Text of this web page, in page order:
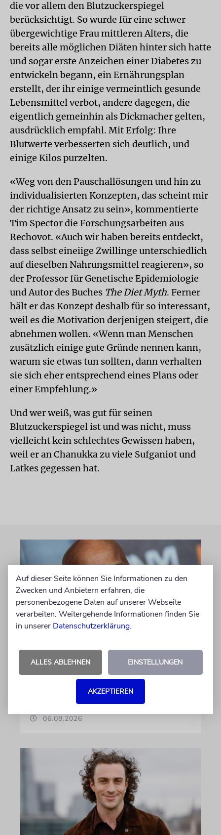
die vor allem den Blutzuckerspiegel
berücksichtigt. So wurde für eine schwer
übergewichtige Frau mittleren Alters, die
bereits alle möglichen Diäten hinter sich hatte
und sogar erste Anzeichen einer Diabetes zu
entwickeln begann, ein Ernährungsplan
erstellt, der ihr einige vermeintlich gesunde
Lebensmittel verbot, andere dagegen, die
eigentlich gemeinhin als Dickmacher gelten,
ausdrücklich empfahl. Mit Erfolg: Ihre
Blutwerte verbesserten sich deutlich, und
einige Kilos purzelten.
«Weg von den Pauschallösungen und hin zu
individualisierten Konzepten, das scheint mir
der richtige Ansatz zu sein», kommentierte
Tim Spector die Forschungsarbeiten aus
Rechovot. «Auch wir haben bereits entdeckt,
dass selbst eineiige Zwillinge unterschiedlich
auf dieselben Nahrungsmittel reagieren», so
der Professor für Genetische Epidemiologie
und Autor des Buches The Diet Myth. Ferner
hält er das Konzept deshalb für so interessant,
weil es die Motivation derjenigen steigert, die
abnehmen wollen. «Wenn man Menschen
zusätzlich einige gute Gründe nennen kann,
warum sie etwas tun sollten, dann verhalten
sie sich eher entsprechend eines Plans oder
einer Empfehlung.»
Und wer weiß, was gut für seinen
Blutzuckerspiegel ist und was nicht, muss
vielleicht kein schlechtes Gewissen haben,
weil er an Chanukka zu viele Sufganiot und
Latkes gegessen hat.
Plotkes
Klatsch und Tratsch aus der jüdischen Welt
von Katrin Richter, Imanuel Marcus
06.08.2026
Auf dieser Seite können Sie Informationen zu den
Zwecken und Anbietern erfahren, die
personenbezogene Daten auf unserer Webseite
verarbeiten. Weitergehende Informationen finden Sie
in unserer Datenschutzerklärung.
ALLES ABLEHNEN EINSTELLUNGEN
AKZEPTIEREN